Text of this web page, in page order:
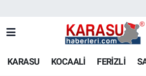
KARASU KOCAALİ FERİZLİ